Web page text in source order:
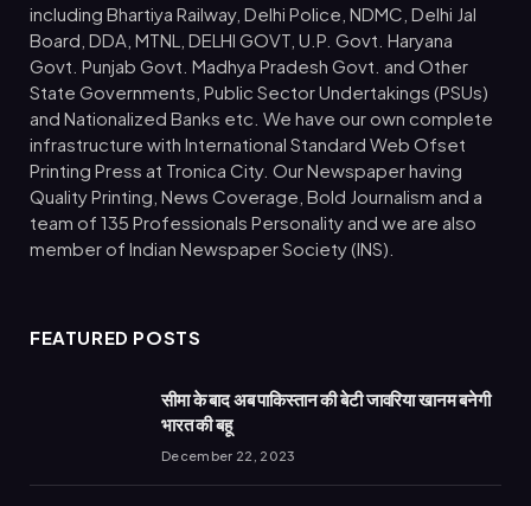
including Bhartiya Railway, Delhi Police, NDMC, Delhi Jal
Board, DDA, MTNL, DELHI GOVT, U.P. Govt. Haryana
Govt. Punjab Govt. Madhya Pradesh Govt. and Other
State Governments, Public Sector Undertakings (PSUs)
and Nationalized Banks etc. We have our own complete
infrastructure with International Standard Web Ofset
Printing Press at Tronica City. Our Newspaper having
Quality Printing, News Coverage, Bold Journalism and a
team of 135 Professionals Personality and we are also
member of Indian Newspaper Society (INS).
FEATURED POSTS
सीमा के बाद अब पाकिस्तान की बेटी जावरिया खानम बनेगी
भारत की बहू
December 22, 2023